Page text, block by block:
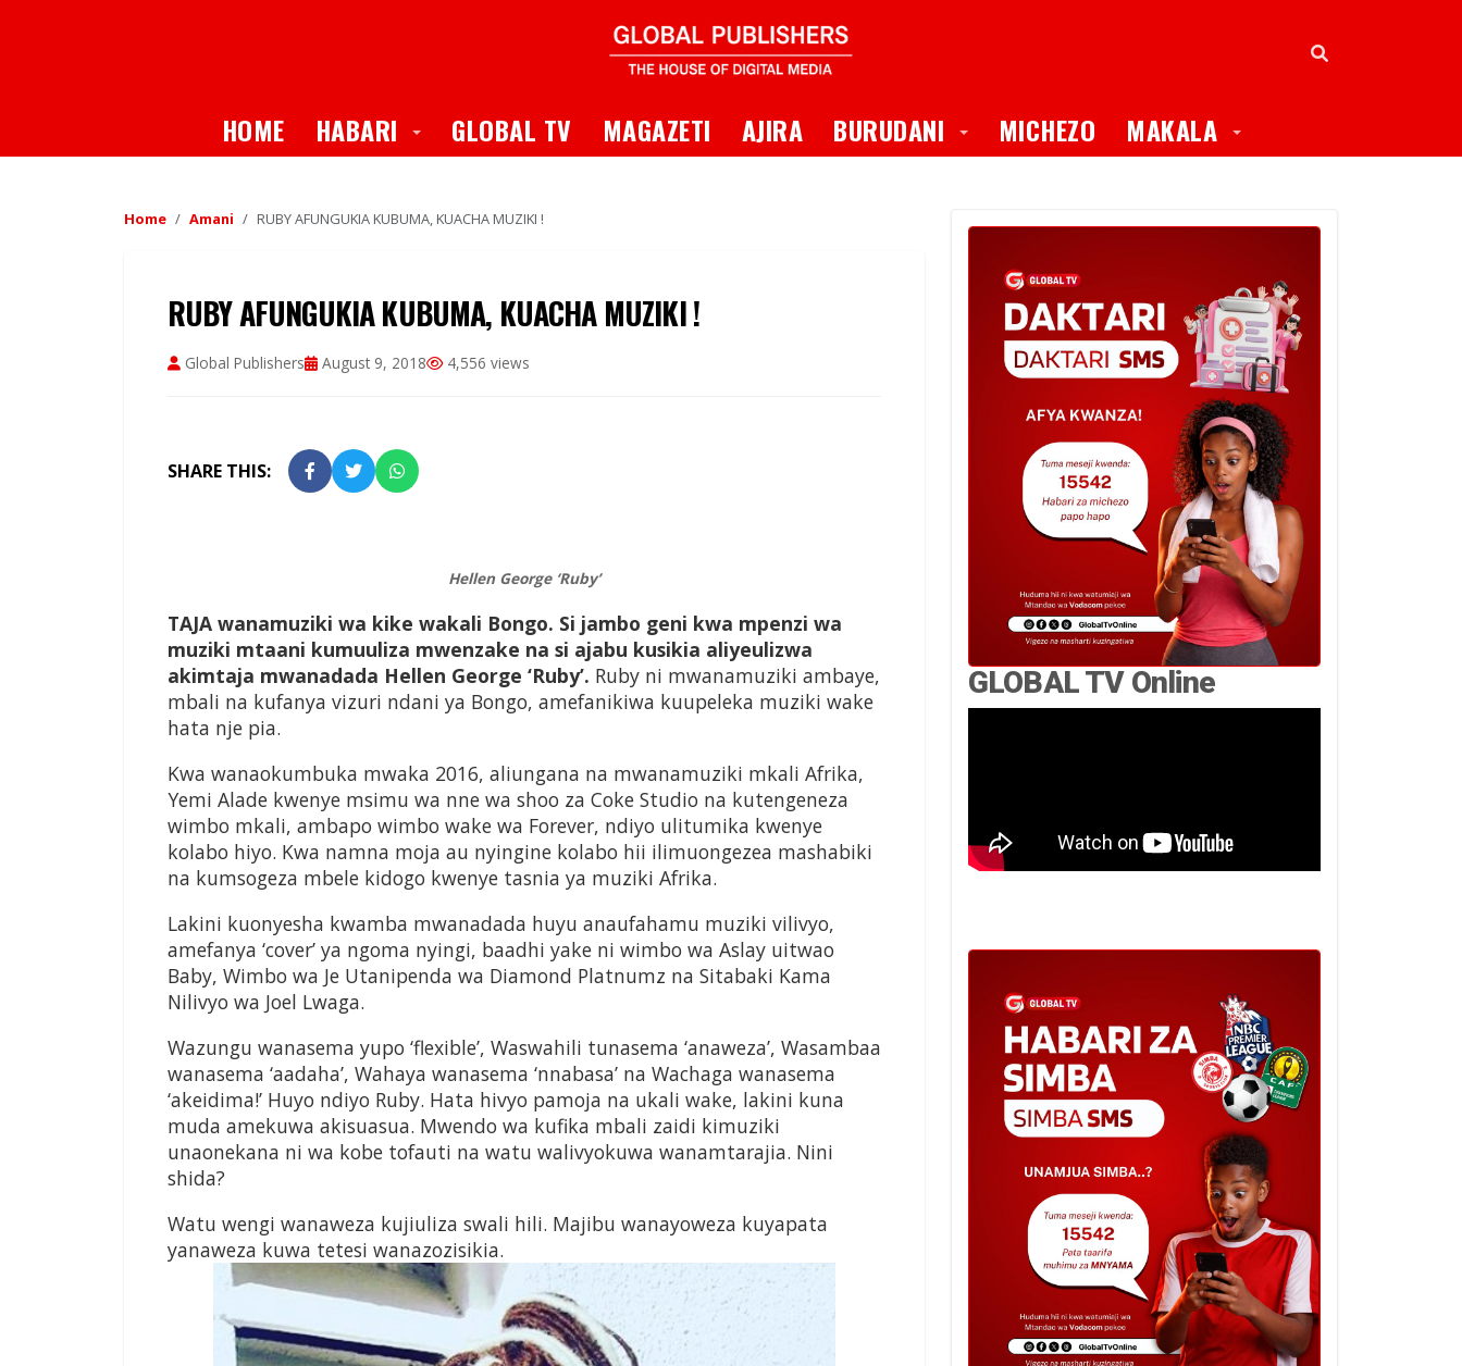
HOME HABARI Toggle Dropdown
GLOBAL TV MAGAZETI AJIRA BURUDANI Toggle Dropdown
MICHEZO MAKALA Toggle Dropdown
Home Amani RUBY AFUNGUKIA KUBUMA, KUACHA MUZIKI !
RUBY AFUNGUKIA KUBUMA, KUACHA MUZIKI !
Global Publishers August 9, 2018 4,556 views
SHARE THIS:
Hellen George ‘Ruby’
TAJA wanamuziki wa kike wakali Bongo. Si jambo geni kwa mpenzi wa
muziki mtaani kumuuliza mwenzake na si ajabu kusikia aliyeulizwa
akimtaja mwanadada Hellen George ‘Ruby’. Ruby ni mwanamuziki ambaye,
mbali na kufanya vizuri ndani ya Bongo, amefanikiwa kuupeleka muziki wake
hata nje pia.
Kwa wanaokumbuka mwaka 2016, aliungana na mwanamuziki mkali Afrika,
Yemi Alade kwenye msimu wa nne wa shoo za Coke Studio na kutengeneza
wimbo mkali, ambapo wimbo wake wa Forever, ndiyo ulitumika kwenye
kolabo hiyo. Kwa namna moja au nyingine kolabo hii ilimuongezea mashabiki
na kumsogeza mbele kidogo kwenye tasnia ya muziki Afrika.
Lakini kuonyesha kwamba mwanadada huyu anaufahamu muziki vilivyo,
amefanya ‘cover’ ya ngoma nyingi, baadhi yake ni wimbo wa Aslay uitwao
Baby, Wimbo wa Je Utanipenda wa Diamond Platnumz na Sitabaki Kama
Nilivyo wa Joel Lwaga.
Wazungu wanasema yupo ‘flexible’, Waswahili tunasema ‘anaweza’, Wasambaa
wanasema ‘aadaha’, Wahaya wanasema ‘nnabasa’ na Wachaga wanasema
‘akeidima!’ Huyo ndiyo Ruby. Hata hivyo pamoja na ukali wake, lakini kuna
muda amekuwa akisuasua. Mwendo wa kufika mbali zaidi kimuziki
unaonekana ni wa kobe tofauti na watu walivyokuwa wanamtarajia. Nini
shida?
Watu wengi wanaweza kujiuliza swali hili. Majibu wanayoweza kuyapata
yanaweza kuwa tetesi wanazozisikia.
GLOBAL TV Online